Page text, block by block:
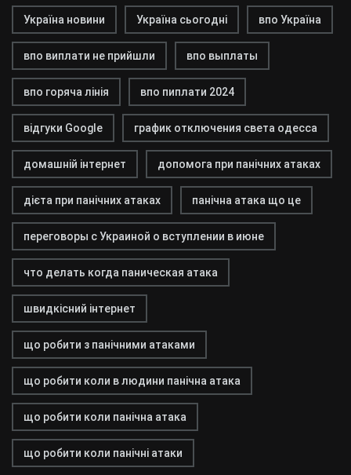
Україна новини Україна сьогодні впо Україна
впо виплати не прийшли впо выплаты
впо горяча лінія впо пиплати 2024
відгуки Google график отключения света одесса
домашній інтернет допомога при панічних атаках
дієта при панічних атаках панічна атака що це
переговоры с Украиной о вступлении в июне
что делать когда паническая атака
швидкісний інтернет
що робити з панічними атаками
що робити коли в людини панічна атака
що робити коли панічна атака
що робити коли панічні атаки